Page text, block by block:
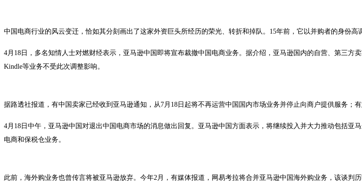
中国电商行业的风云变迁，恰如其分刻画出了这家外资巨头所经历的荣光、转折和掉队。15年前，它以并购者的身份高
4月18日，多名知情人士对燃财经表示，亚马逊中国即将宣布裁撤中国电商业务。据介绍，亚马逊国内的自营、第三方
Kindle等业务不受此次调整影响。
据路透社报道，有中国卖家已经收到亚马逊通知，从7月18日起将不再运营中国国内市场业务并停止向商户提供服务；
4月18日中午，亚马逊中国对退出中国电商市场的消息做出回复。亚马逊中国方面表示，将继续投入并大力推动包括
电商和保税仓业务。
此前，海外购业务也曾传言将被亚马逊放弃。今年2月，有媒体报道，网易考拉将合并亚马逊中国海外购业务，该谈判